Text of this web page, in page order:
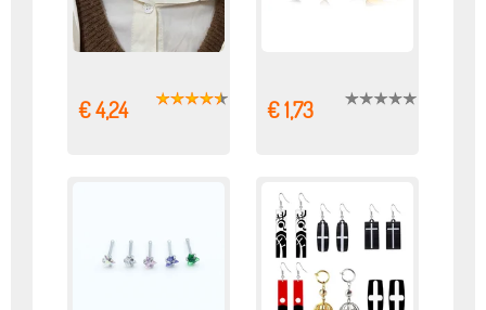
€ 4,24 € 1,73